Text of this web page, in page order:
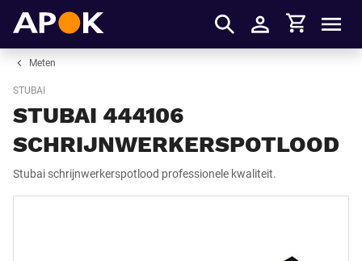
Inloggen
Winkelmandje
Meten
STUBAI
STUBAI 444106
SCHRIJNWERKERSPOTLOOD
Stubai schrijnwerkerspotlood professionele kwaliteit.